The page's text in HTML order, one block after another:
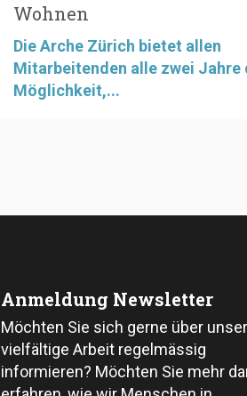
Wohnen
Die Arche Zürich bietet allen
Mitarbeitenden alle zwei Jahre
Möglichkeit,...
Anmeldung Newsletter
Möchten Sie sich gerne über
vielfältige Arbeit regelmässig
informieren? Möchten Sie mehr